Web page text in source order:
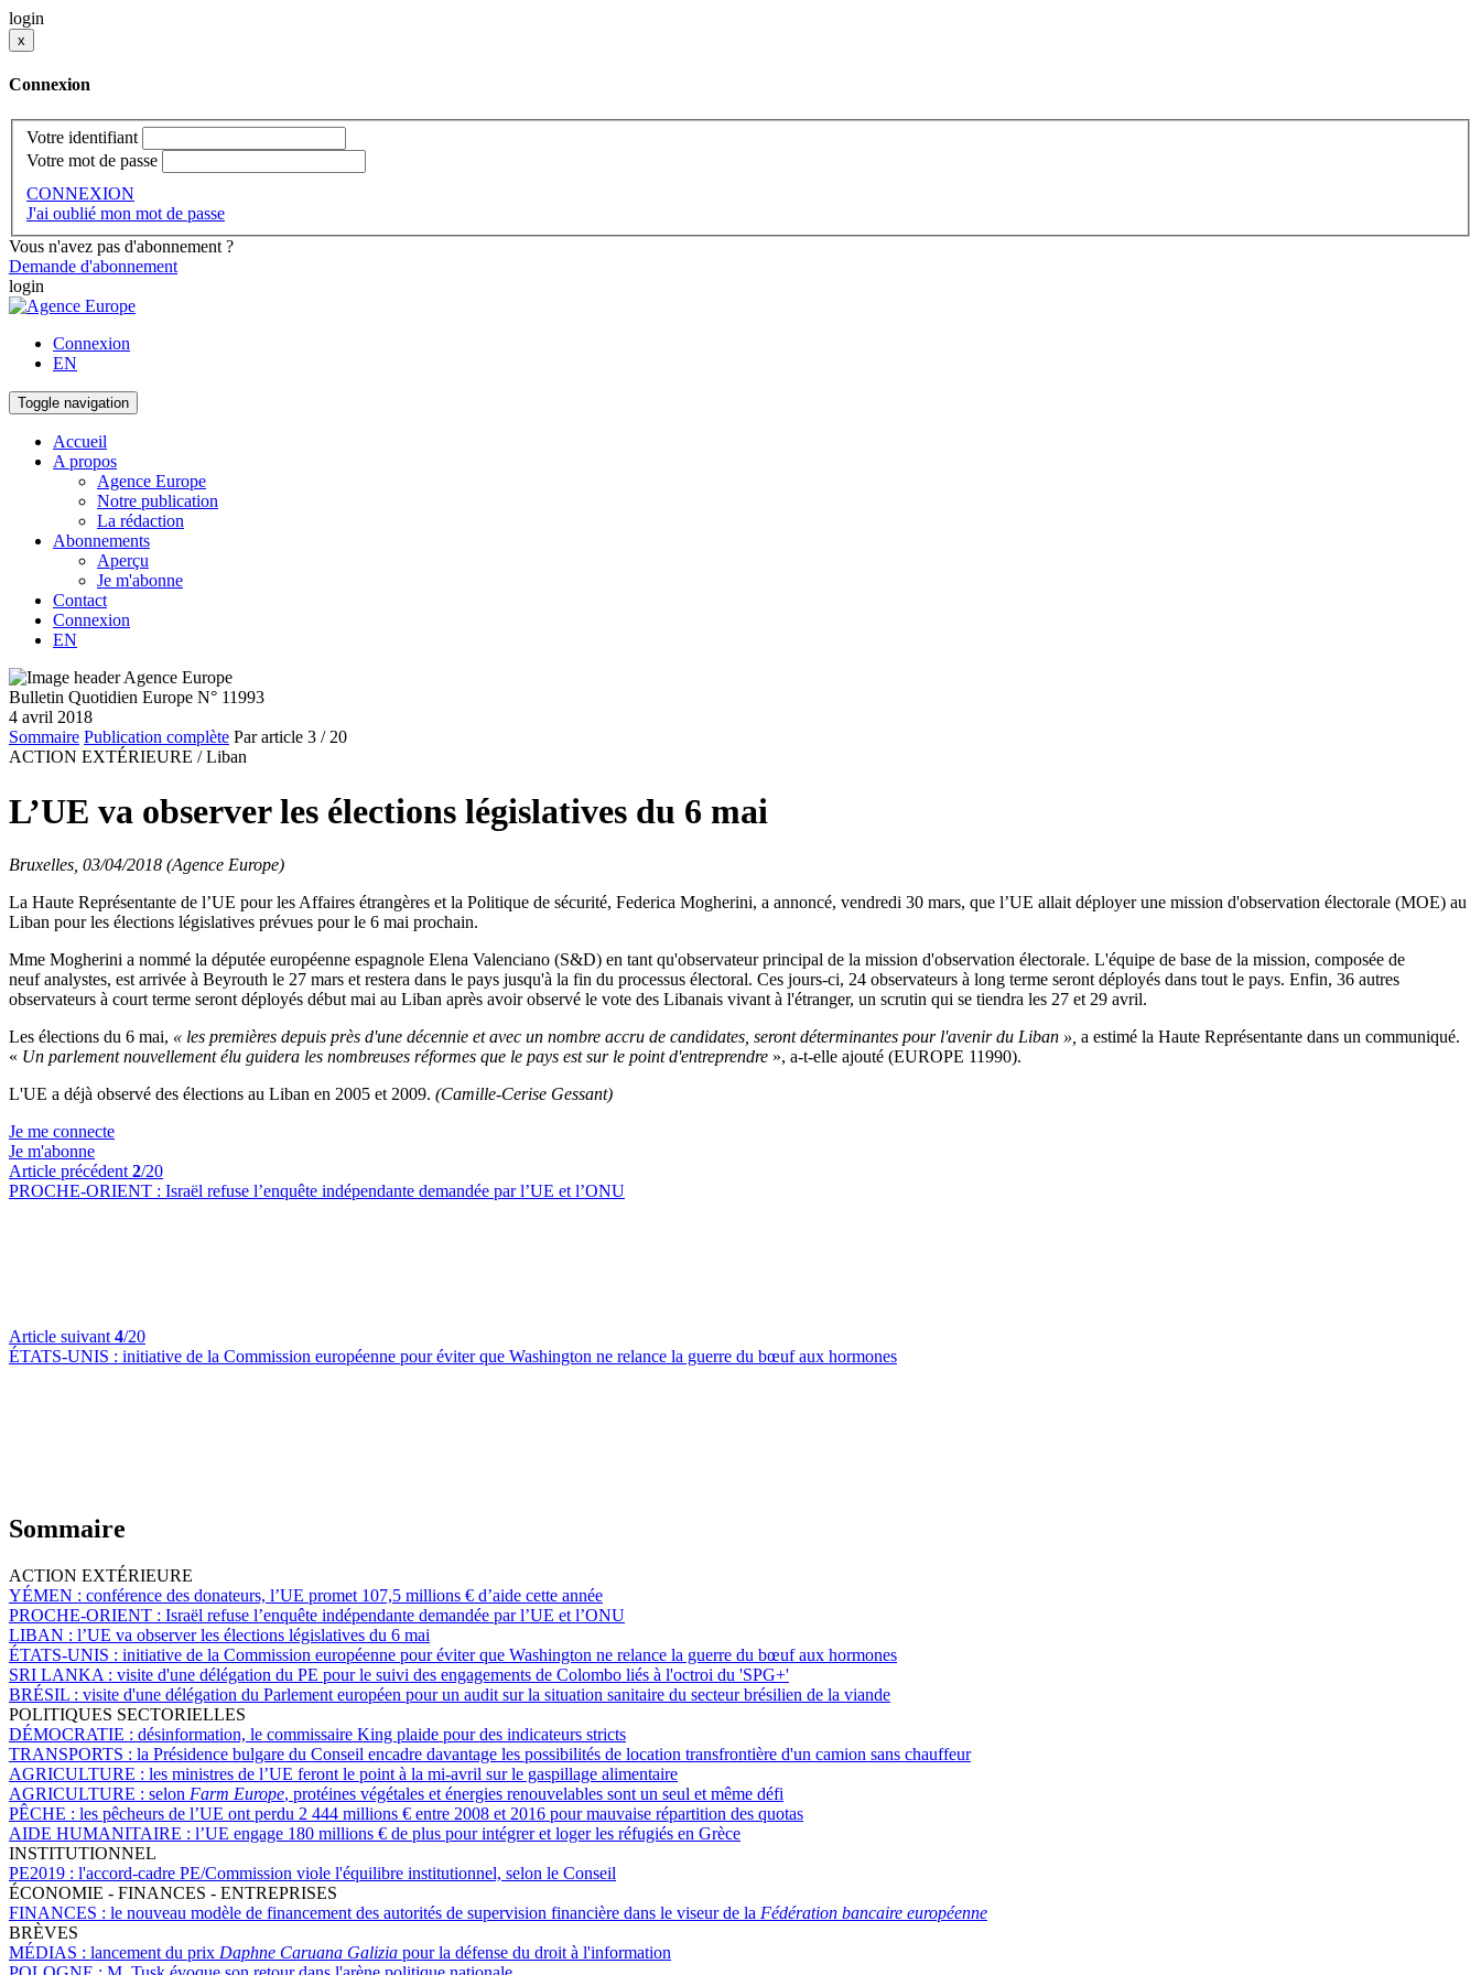
login
x
Connexion
Votre identifiant
Votre mot de passe
CONNEXION
J'ai oublié mon mot de passe
Vous n'avez pas d'abonnement ?
Demande d'abonnement
login
Connexion
EN
Toggle navigation
Accueil
A propos
Agence Europe
Notre publication
La rédaction
Abonnements
Aperçu
Je m'abonne
Contact
Connexion
EN
Bulletin Quotidien Europe N° 11993
4 avril 2018
Sommaire Publication complète Par article 3 / 20
ACTION EXTÉRIEURE / Liban
L’UE va observer les élections législatives du 6 mai
Bruxelles, 03/04/2018 (Agence Europe)
La Haute Représentante de l’UE pour les Affaires étrangères et la Politique de sécurité, Federica Mogherini, a annoncé, vendredi 30 mars, que l’UE allait déployer une mission d'observation électorale (MOE) au
Liban pour les élections législatives prévues pour le 6 mai prochain.
Mme Mogherini a nommé la députée européenne espagnole Elena Valenciano (S&D) en tant qu'observateur principal de la mission d'observation électorale. L'équipe de base de la mission, composée de
neuf analystes, est arrivée à Beyrouth le 27 mars et restera dans le pays jusqu'à la fin du processus électoral. Ces jours-ci, 24 observateurs à long terme seront déployés dans tout le pays. Enfin, 36 autres
observateurs à court terme seront déployés début mai au Liban après avoir observé le vote des Libanais vivant à l'étranger, un scrutin qui se tiendra les 27 et 29 avril.
Les élections du 6 mai, « les premières depuis près d'une décennie et avec un nombre accru de candidates, seront déterminantes pour l'avenir du Liban », a estimé la Haute Représentante dans un communiqué.
« Un parlement nouvellement élu guidera les nombreuses réformes que le pays est sur le point d'entreprendre », a-t-elle ajouté (EUROPE 11990).
L'UE a déjà observé des élections au Liban en 2005 et 2009. (Camille-Cerise Gessant)
Je me connecte
Je m'abonne
Article précédent 2/20
PROCHE-ORIENT : Israël refuse l’enquête indépendante demandée par l’UE et l’ONU
Article suivant 4/20
ÉTATS-UNIS : initiative de la Commission européenne pour éviter que Washington ne relance la guerre du bœuf aux hormones
Sommaire
ACTION EXTÉRIEURE
YÉMEN : conférence des donateurs, l’UE promet 107,5 millions € d’aide cette année
PROCHE-ORIENT : Israël refuse l’enquête indépendante demandée par l’UE et l’ONU
LIBAN : l’UE va observer les élections législatives du 6 mai
ÉTATS-UNIS : initiative de la Commission européenne pour éviter que Washington ne relance la guerre du bœuf aux hormones
SRI LANKA : visite d'une délégation du PE pour le suivi des engagements de Colombo liés à l'octroi du 'SPG+'
BRÉSIL : visite d'une délégation du Parlement européen pour un audit sur la situation sanitaire du secteur brésilien de la viande
POLITIQUES SECTORIELLES
DÉMOCRATIE : désinformation, le commissaire King plaide pour des indicateurs stricts
TRANSPORTS : la Présidence bulgare du Conseil encadre davantage les possibilités de location transfrontière d'un camion sans chauffeur
AGRICULTURE : les ministres de l’UE feront le point à la mi-avril sur le gaspillage alimentaire
AGRICULTURE : selon Farm Europe, protéines végétales et énergies renouvelables sont un seul et même défi
PÊCHE : les pêcheurs de l’UE ont perdu 2 444 millions € entre 2008 et 2016 pour mauvaise répartition des quotas
AIDE HUMANITAIRE : l’UE engage 180 millions € de plus pour intégrer et loger les réfugiés en Grèce
INSTITUTIONNEL
PE2019 : l'accord-cadre PE/Commission viole l'équilibre institutionnel, selon le Conseil
ÉCONOMIE - FINANCES - ENTREPRISES
FINANCES : le nouveau modèle de financement des autorités de supervision financière dans le viseur de la Fédération bancaire européenne
BRÈVES
MÉDIAS : lancement du prix Daphne Caruana Galizia pour la défense du droit à l'information